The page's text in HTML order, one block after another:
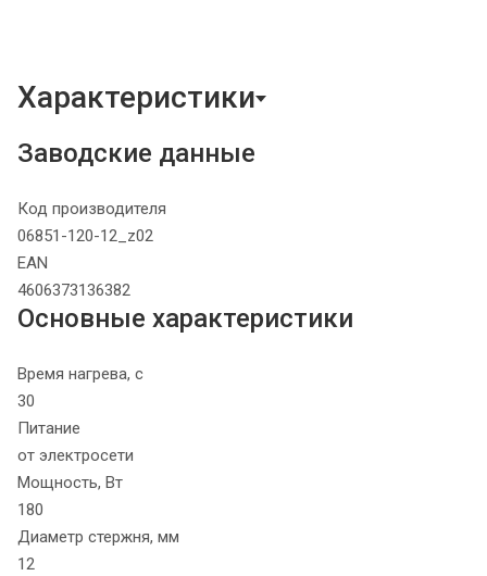
Характеристики
Заводские данные
Код производителя
06851-120-12_z02
EAN
4606373136382
Основные характеристики
Время нагрева, с
30
Питание
от электросети
Мощность, Вт
180
Диаметр стержня, мм
12